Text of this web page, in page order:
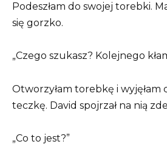
Podeszłam do swojej torebki.
się gorzko.
„Czego szukasz? Kolejnego
Otworzyłam torebkę i wyjęłam
teczkę. David spojrzał na nią
„Co to jest?”